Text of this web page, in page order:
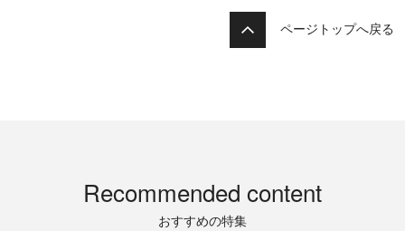
ページトップへ戻る
Recommended content
おすすめの特集